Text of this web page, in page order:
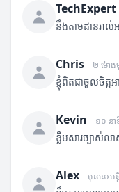
TechExpert
នឹងតាមដានរាល់
Chris ២ ម៉ោង
ខ្ញុំពិតជាចូលចិត្ត
Kevin ១០ ន
ខ្លឹមសារច្បា
Alex មុននេះបន្